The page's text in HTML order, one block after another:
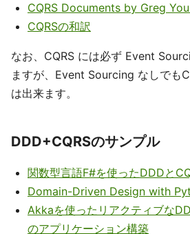
CQRS Documents by Greg
CQRSの和訳
なお、CQRS には必ず Event
ますが、Event Sourcing なしでも
は出来ます。
DDD+CQRSのサンプル
関数型言語F#を使ったDDDと
Domain-Driven Design with
Akkaを使ったリアクティブな
のアプリケーション構築